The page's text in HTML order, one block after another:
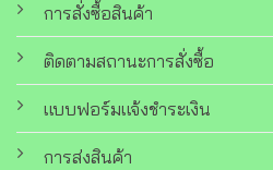
การสั่งซื้อสินค้า
ติดตามสถานะการสั่งซื้อ
แบบฟอร์มแจ้งชำระเงิน
การส่งสินค้า